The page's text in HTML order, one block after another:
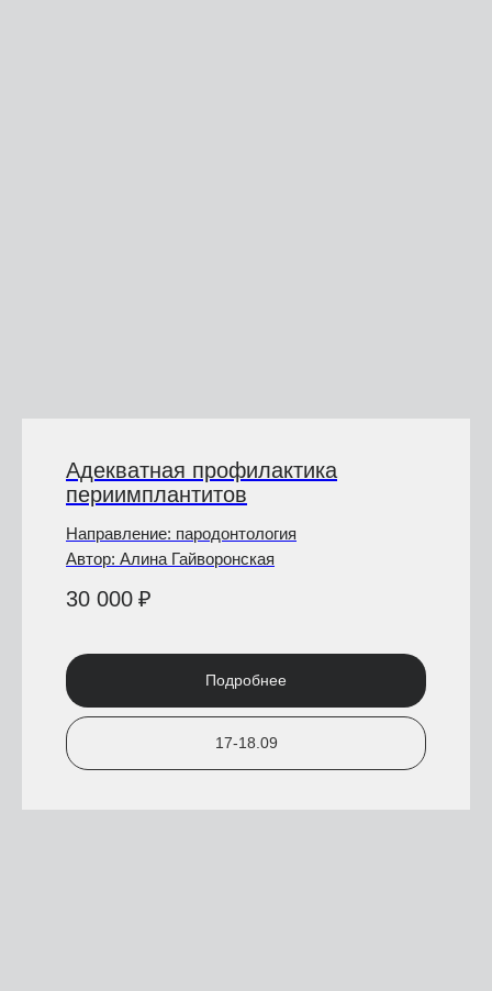
Адекватная профилактика
периимплантитов
Направление: пародонтология
Автор: Алина Гайворонская
30 000 ₽
Подробнее
17-18.09